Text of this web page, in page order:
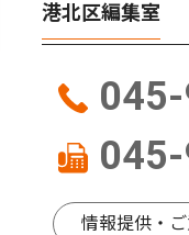
トップニュース
港北区
港北警察署 詐
感謝状 勇気あ
える
港北区編集室
情報提供・